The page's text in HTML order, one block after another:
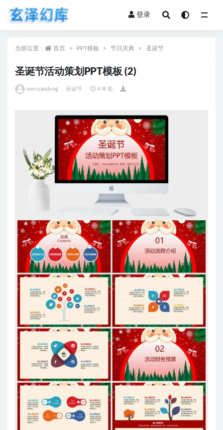
登录
当前位置： 首页 PPT模板 节日庆典 圣诞节
圣诞节活动策划PPT模板 (2)
wenyaodong 圣诞节 4 年前